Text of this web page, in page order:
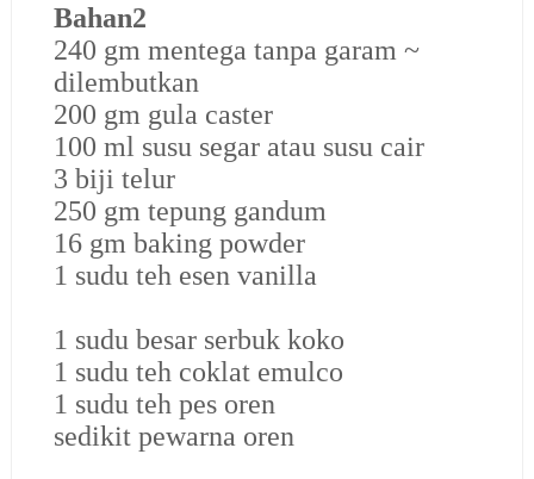
Bahan2
240 gm mentega tanpa garam ~
dilembutkan
200 gm gula caster
100 ml susu segar atau susu cair
3 biji telur
250 gm tepung gandum
16 gm baking powder
1 sudu teh esen vanilla
1 sudu besar serbuk koko
1 sudu teh coklat emulco
1 sudu teh pes oren
sedikit pewarna oren